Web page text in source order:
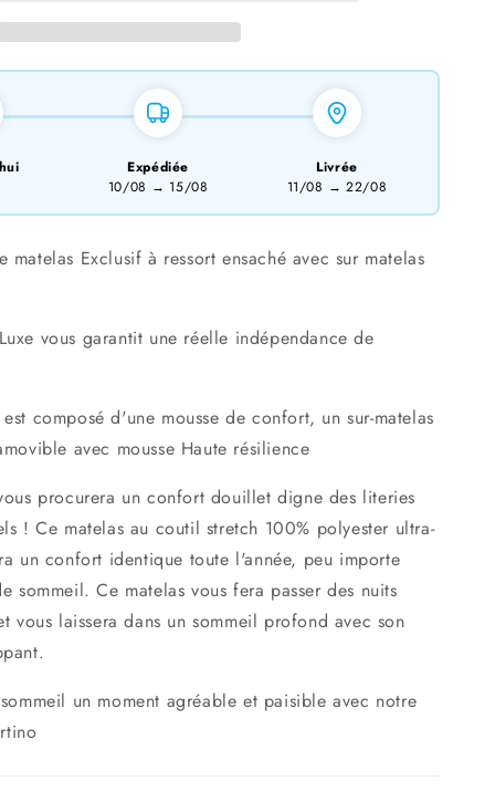
-
cm
surmatelas
160x200
Expédiée
10/08 → 15/08
Livrée
11/08 → 22/08
matelas Exclusif à ressort ensaché avec sur matelas
vous garantit une réelle indépendance de
composé d'une mousse de confort, un sur-matelas
avec mousse Haute résilience
procurera un confort douillet digne des literies
! Ce matelas au coutil stretch 100% polyester ultra-
un confort identique toute l'année, peu importe
sommeil.Ce matelas vous fera passer des nuits
vous laissera dans un sommeil profond avec son
un moment agréable et paisible avec notre